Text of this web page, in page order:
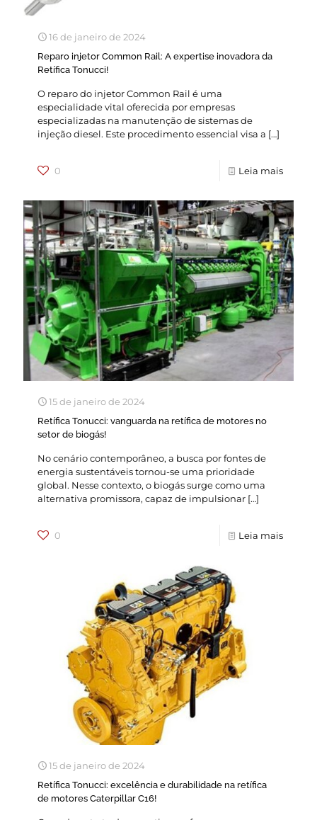
16 de janeiro de 2024
Reparo injetor Common Rail: A expertise inovadora da
Retífica Tonucci!
O reparo do injetor Common Rail é uma
especialidade vital oferecida por empresas
especializadas na manutenção de sistemas de
injeção diesel. Este procedimento essencial visa a […]
0 Leia mais
15 de janeiro de 2024
Retífica Tonucci: vanguarda na retífica de motores no
setor de biogás!
No cenário contemporâneo, a busca por fontes de
energia sustentáveis tornou-se uma prioridade
global. Nesse contexto, o biogás surge como uma
alternativa promissora, capaz de impulsionar […]
0 Leia mais
15 de janeiro de 2024
Retífica Tonucci: excelência e durabilidade na retífica
de motores Caterpillar C16!